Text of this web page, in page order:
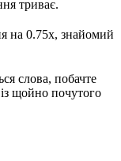
триває.
на 0.75x, знайомий
слова, побачте
щойно почутого